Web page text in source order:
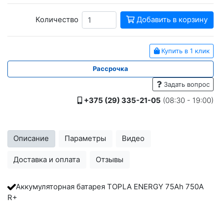
Количество Добавить в корзину
Купить в 1 клик
Рассрочка
Задать вопрос
+375 (29) 335-21-05 (08:30 - 19:00)
Описание Параметры Видео
Доставка и оплата Отзывы
Аккумуляторная батарея TOPLA ENERGY 75Ah 750A
R+